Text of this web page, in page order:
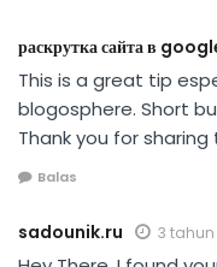
раскрутка сайта в
This is a great tip
blogosphere. Short
Thank you for
Balas
sadounik.ru 3